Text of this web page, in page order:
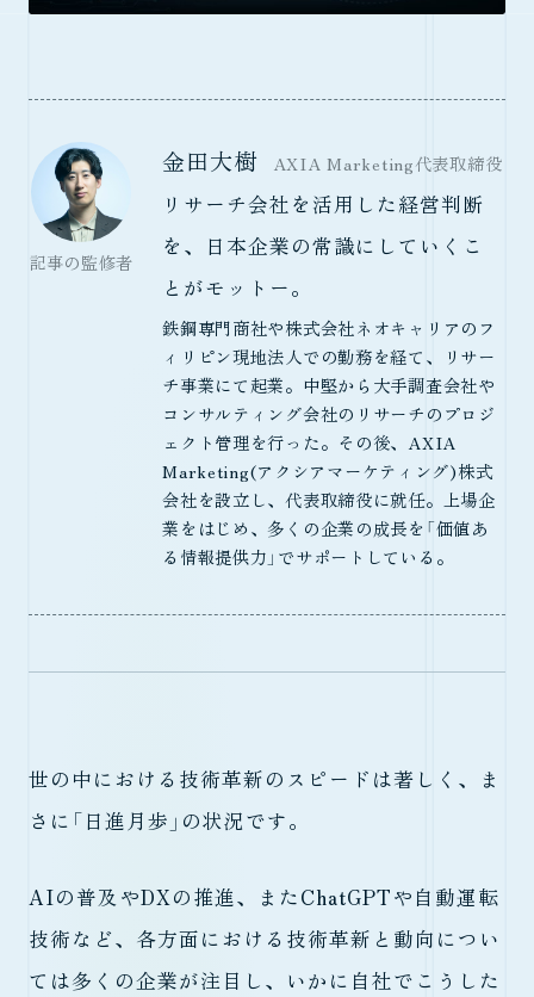
記事の監修者
金田大樹 AXIA Marketing代表取締役
リサーチ会社を活用した経営判断
を、日本企業の常識にしていくこ
とがモットー。
鉄鋼専門商社や株式会社ネオキャリアのフ
ィリピン現地法人での勤務を経て、リサー
チ事業にて起業。中堅から大手調査会社や
コンサルティング会社のリサーチのプロジ
ェクト管理を行った。その後、AXIA
Marketing(アクシアマーケティング)株式
会社を設立し、代表取締役に就任。上場企
業をはじめ、多くの企業の成長を「価値あ
る情報提供力」でサポートしている。
世の中における技術革新のスピードは著しく、ま
さに「日進月歩」の状況です。
AIの普及やDXの推進、またChatGPTや自動運転
技術など、各方面における技術革新と動向につい
ては多くの企業が注目し、いかに自社でこうした